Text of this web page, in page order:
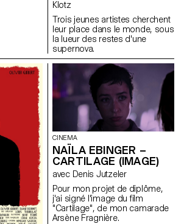
Klotz
Trois jeunes artistes cherchent
leur place dans le monde, sous
la lueur des restes d'une
supernova.
CINEMA
NAÏLA EBINGER –
CARTILAGE (IMAGE)
avec Denis Jutzeler
Pour mon projet de diplôme,
j'ai signé l'image du film
"Cartilage", de mon camarade
Arsène Fragnière.